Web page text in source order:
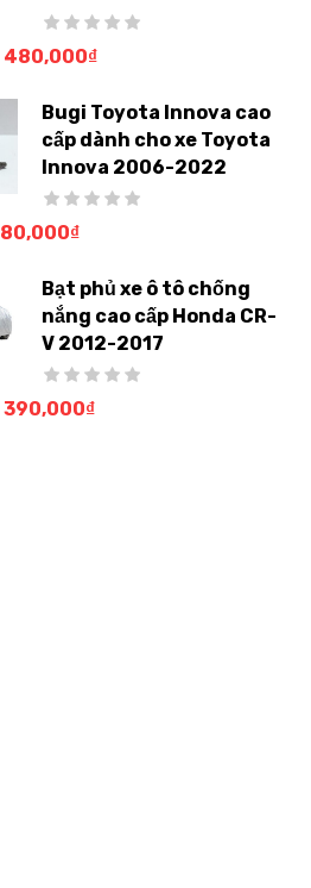
480,000₫
Bugi Toyota Innova cao
cấp dành cho xe Toyota
Innova 2006-2022
80,000₫
Bạt phủ xe ô tô chống
nắng cao cấp Honda CR-
V 2012-2017
390,000₫